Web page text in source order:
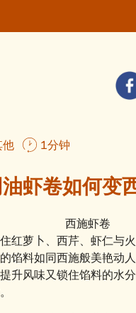
他 1分钟
虾卷如何变
红萝卜、西芹、虾仁与
馅料如同西施般美艳动
升风味又锁住馅料的水